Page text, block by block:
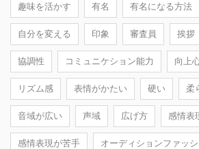
趣味を活かす 有名 有名になる方法
自分を変える 印象 審査員 挨拶
協調性 コミュニケション能力 向上
リズム感 表情がかたい 硬い 柔
音域が広い 声域 広げ方 感情表
感情表現が苦手 オーディションファッ